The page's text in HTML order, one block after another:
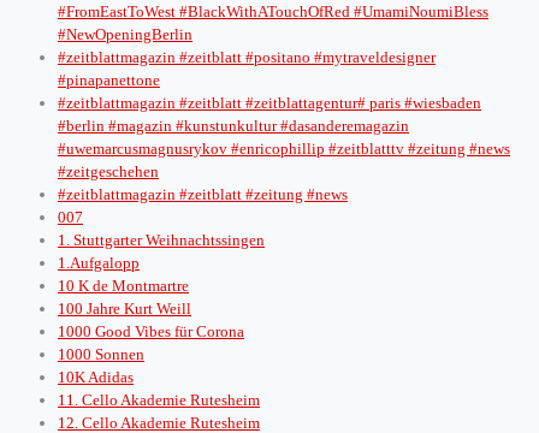
#FromEastToWest #BlackWithATouchOfRed #UmamiNoumiBless
#NewOpeningBerlin
#zeitblattmagazin #zeitblatt #positano #mytraveldesigner
#pinapanettone
#zeitblattmagazin #zeitblatt #zeitblattagentur# paris #wiesbaden
#berlin #magazin #kunstunkultur #dasanderemagazin
#uwemarcusmagnusrykov #enricophillip #zeitblatttv #zeitung #news
#zeitgeschehen
#zeitblattmagazin #zeitblatt #zeitung #news
007
1. Stuttgarter Weihnachtssingen
1.Aufgalopp
10 K de Montmartre
100 Jahre Kurt Weill
1000 Good Vibes für Corona
1000 Sonnen
10K Adidas
11. Cello Akademie Rutesheim
12. Cello Akademie Rutesheim